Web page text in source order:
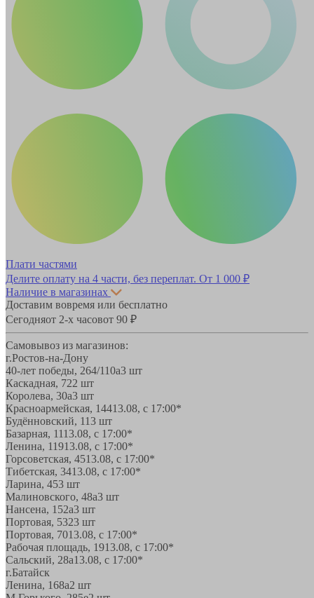
Плати частями
Делите оплату на 4 части, без переплат. От 1 000 ₽
Наличие в магазинах
Доставим вовремя или бесплатно
Сегодняот 2-х часовот 90 ₽
Самовывоз из магазинов:
г.Ростов-на-Дону
40-лет победы, 264/110а3 шт
Каскадная, 722 шт
Королева, 30а3 шт
Красноармейская, 14413.08, с 17:00*
Будённовский, 113 шт
Базарная, 1113.08, с 17:00*
Ленина, 11913.08, с 17:00*
Горсоветская, 4513.08, с 17:00*
Тибетская, 3413.08, с 17:00*
Ларина, 453 шт
Малиновского, 48а3 шт
Нансена, 152а3 шт
Портовая, 5323 шт
Портовая, 7013.08, с 17:00*
Рабочая площадь, 1913.08, с 17:00*
Сальский, 28a13.08, с 17:00*
г.Батайск
Ленина, 168а2 шт